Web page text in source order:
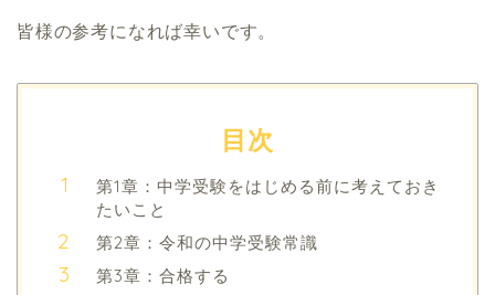
皆様の参考になれば幸いです。
目次
第1章：中学受験をはじめる前に考えておき
たいこと
第2章：令和の中学受験常識
第3章：合格する